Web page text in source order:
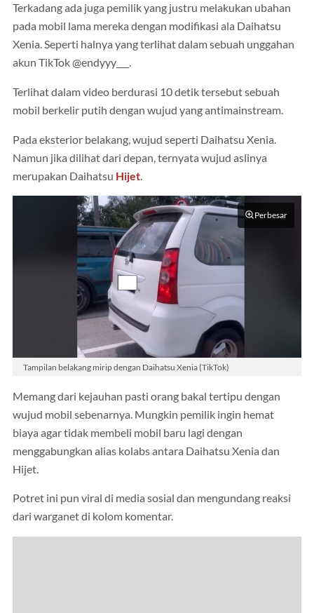
Terkadang ada juga pemilik yang justru melakukan ubahan
pada mobil lama mereka dengan modifikasi ala Daihatsu
Xenia. Seperti halnya yang terlihat dalam sebuah unggahan
akun TikTok @endyyy___.
Terlihat dalam video berdurasi 10 detik tersebut sebuah
mobil berkelir putih dengan wujud yang antimainstream.
Pada eksterior belakang, wujud seperti Daihatsu Xenia.
Namun jika dilihat dari depan, ternyata wujud aslinya
merupakan Daihatsu Hijet
Perbesar
Tampilan belakang mirip dengan Daihatsu Xenia (TikTok)
Memang dari kejauhan pasti orang bakal tertipu dengan
wujud mobil sebenarnya. Mungkin pemilik ingin hemat
biaya agar tidak membeli mobil baru lagi dengan
menggabungkan alias kolabs antara Daihatsu Xenia dan
Hijet.
Potret ini pun viral di media sosial dan mengundang reaksi
dari warganet di kolom komentar.